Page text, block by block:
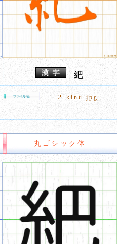
紦
2-kinu.jpg
丸ゴシック体